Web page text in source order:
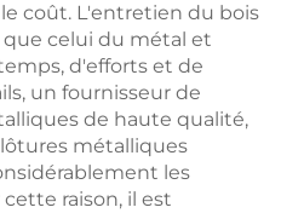
coût. L'entretien du bois
celui du métal et
d'efforts et de
un fournisseur de
de haute qualité,
métalliques
les
raison, il est